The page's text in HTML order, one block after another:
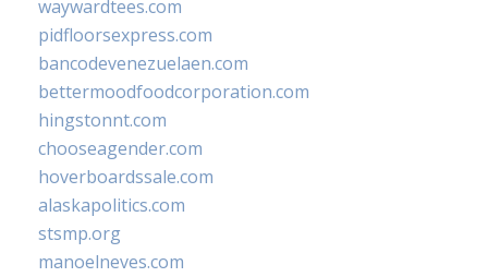
waywardtees.com
pidfloorsexpress.com
bancodevenezuelaen.com
bettermoodfoodcorporation.com
hingstonnt.com
chooseagender.com
hoverboardssale.com
alaskapolitics.com
stsmp.org
manoelneves.com